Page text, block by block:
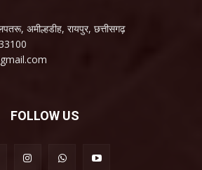
अमील्हडीह, रायपुर, छत्तीसगढ़
FOLLOW US